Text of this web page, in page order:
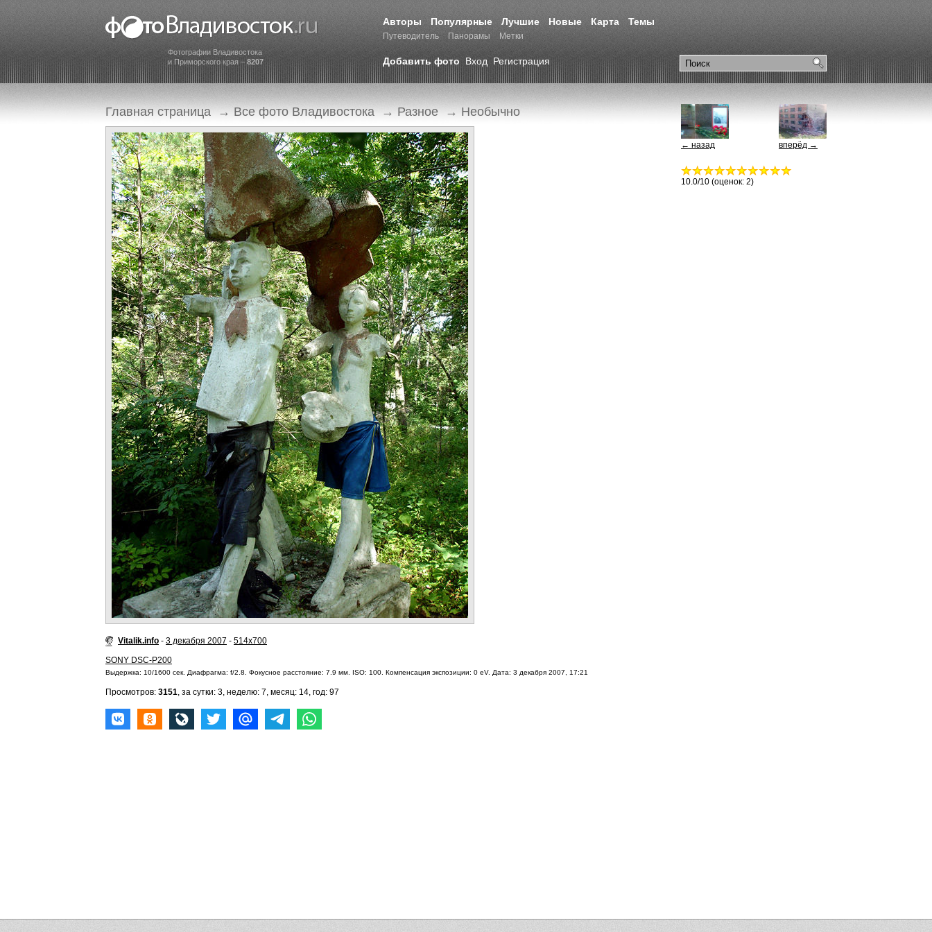
Фотографии Владивостока
и Приморского края – 8207
Авторы Популярные Лучшие Новые Карта Темы
Путеводитель Панорамы Метки
Добавить фото Вход Регистрация
Главная страница → Все фото Владивостока → Разное → Необычно
Vitalik.info - 3 декабря 2007 - 514x700
SONY DSC-P200
Выдержка: 10/1600 сек. Диафрагма: f/2.8. Фокусное расстояние: 7.9 мм. ISO: 100. Компенсация экспозиции: 0 eV. Дата: 3 декабря 2007, 17:21
Просмотров: 3151, за сутки: 3, неделю: 7, месяц: 14, год: 97
вперёд →
← назад
10.0/10 (оценок: 2)